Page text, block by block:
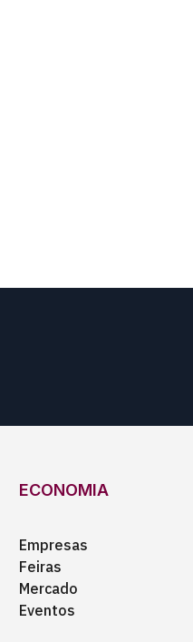
ECONOMIA
Empresas
Feiras
Mercado
Eventos